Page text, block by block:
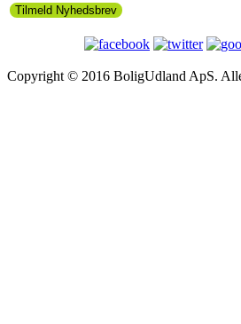
Tilmeld Nyhedsbrev
Copyright © 2016 BoligUdland ApS.